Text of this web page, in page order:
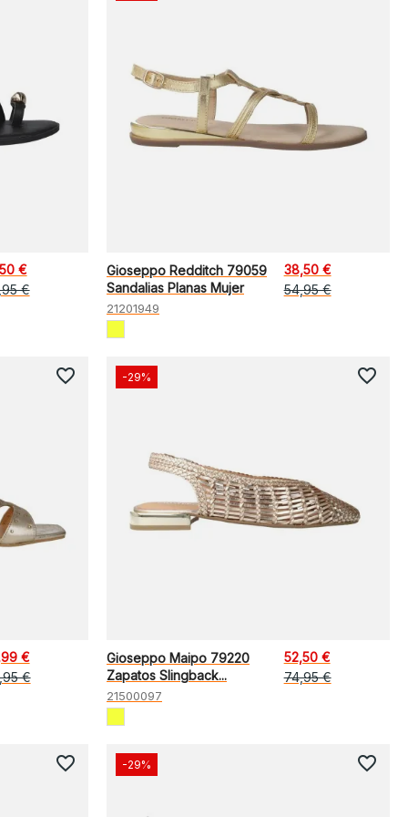
€
€
Gioseppo Redditch 79059
Sandalias Planas Mujer
21201949
38,50 €
54,95 €
€
€
favorite_border
Gioseppo Maipo 79220
Zapatos Slingback...
21500097
52,50 €
74,95 €
-29% favorite_border
favorite_border -29% favorite_border